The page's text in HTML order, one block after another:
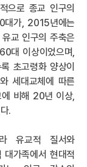
으로 종교 인구의
가, 2015년에는
교 인구의 주축은
대 이상이었으며,
초고령화 양상이
세대교체에 따른
에 비해 20년 이상,
.
라 유교적 질서와
대가족에서 현대적